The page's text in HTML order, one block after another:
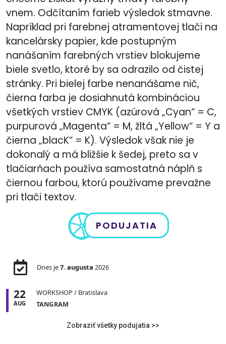
vnem. Odčítaním farieb výsledok stmavne.
Napríklad pri farebnej atramentovej tlači na
kancelársky papier, kde postupným
nanášaním farebných vrstiev blokujeme
biele svetlo, ktoré by sa odrazilo od čistej
stránky. Pri bielej farbe nenanášame nič,
čierna farba je dosiahnutá kombináciou
všetkých vrstiev CMYK (azúrová „Cyan“ = C,
purpurová „Magenta“ = M, žltá „Yellow“ = Y a
čierna „blacK“ = K). Výsledok však nie je
dokonalý a má bližšie k šedej, preto sa v
tlačiarňach používa samostatná náplň s
čiernou farbou, ktorú používame prevažne
pri tlači textov.
PODUJATIA
Dnes je7. augusta 2026
22
AUG
WORKSHOP / Bratislava
TANGRAM
Zobraziť všetky podujatia >>